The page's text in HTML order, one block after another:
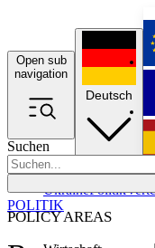
Open sub
navigation
Suchen
POLICY AREAS
UkrainePolitik
Deutsch
POLITIK